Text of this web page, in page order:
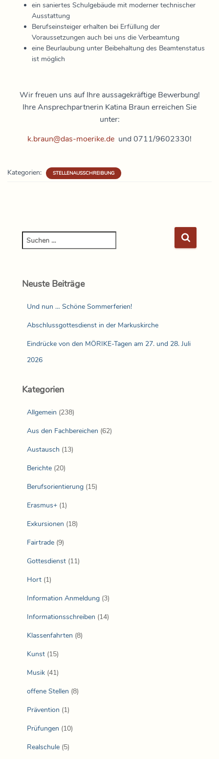
ein saniertes Schulgebäude mit moderner technischer
Ausstattung
Berufseinsteiger erhalten bei Erfüllung der
Voraussetzungen auch bei uns die Verbeamtung
eine Beurlaubung unter Beibehaltung des Beamtenstatus
ist möglich
Wir freuen uns auf Ihre aussagekräftige Bewerbung!
Ihre Ansprechpartnerin Katina Braun erreichen Sie
unter:
k.braun@das-moerike.de und 0711/9602330!
Kategorien: STELLENAUSSCHREIBUNG
Neuste Beiträge
Und nun … Schöne Sommerferien!
Abschlussgottesdienst in der Markuskirche
Eindrücke von den MÖRIKE-Tagen am 27. und 28. Juli
2026
Kategorien
Allgemein (238)
Aus den Fachbereichen (62)
Austausch (13)
Berichte (20)
Berufsorientierung (15)
Erasmus+ (1)
Exkursionen (18)
Fairtrade (9)
Gottesdienst (11)
Hort (1)
Information Anmeldung (3)
Informationsschreiben (14)
Klassenfahrten (8)
Kunst (15)
Musik (41)
offene Stellen (8)
Prävention (1)
Prüfungen (10)
Realschule (5)